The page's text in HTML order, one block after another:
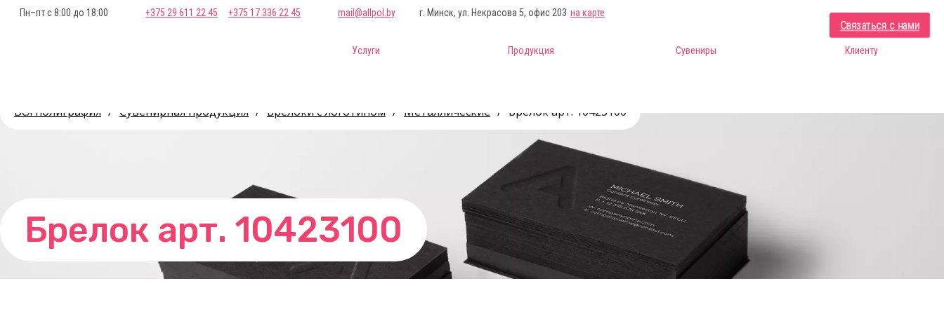
Пн–пт с 8:00 до 18:00 +375 29 611 22 45 +375 17 336 22 45 mail@allpol.by г. Минск, ул. Некрасова 5, офис 203 на карте
Услуги Продукция Сувениры Клиенту
Связаться с нами
Вся полиграфия / Сувенирная продукция / Брелоки с логотипом / Металлические / Брелок арт. 10423100
Брелок арт. 10423100